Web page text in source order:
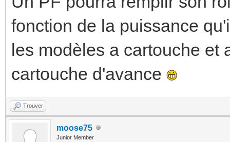
fonction de la puissance
les modèles a cartouche et
cartouche d'avance
Trouver
moose75
Junior Member